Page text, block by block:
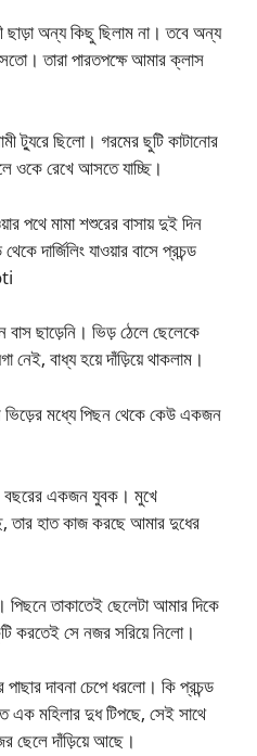
ছাড়া অন্য কিছু ছিলাম না। তবে অন্য
তারা পারতপক্ষে আমার ক্লাস
ট্যুরে ছিলো। গরমের ছুটি কাটানোর
ওকে রেখে আসতে যাচ্ছি।
পথে মামা শশুরের বাসায় দুই দিন
দার্জিলিং যাওয়ার বাসে প্রচন্ড
বাস ছাড়েনি। ভিড় ঠেলে ছেলেকে
নেই, বাধ্য হয়ে দাঁড়িয়ে থাকলাম।
ভিড়ের মধ্যে পিছন থেকে কেউ একজন
বছরের একজন যুবক। মুখে
তার হাত কাজ করছে আমার দুধের
তাকাতেই ছেলেটা আমার দিকে
করতেই সে নজর সরিয়ে নিলো।
দাবনা চেপে ধরলো। কি প্রচন্ড
এক মহিলার দুধ টিপছে, সেই সাথে
ছেলে দাঁড়িয়ে আছে।